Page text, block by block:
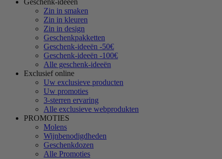
Geschenk-ideeën
Zin in smaken
Zin in kleuren
Zin in design
Geschenkpakketten
Geschenk-ideeën -50€
Geschenk-ideeën -100€
Alle geschenk-ideeën
Exclusief online
Uw exclusieve producten
Uw promoties
3-sterren ervaring
Alle exclusieve webprodukten
PROMOTIES
Molens
Wijnbenodigdheden
Geschenkdozen
Alle Promoties